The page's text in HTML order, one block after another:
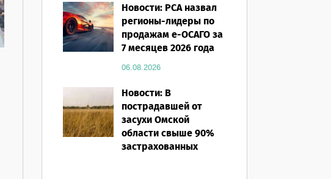
06.08.2026
Новости: РСА назвал
регионы-лидеры по
продажам е-ОСАГО за
7 месяцев 2026 года
06.08.2026
Новости: В
пострадавшей от
засухи Омской
области свыше 90%
застрахованных